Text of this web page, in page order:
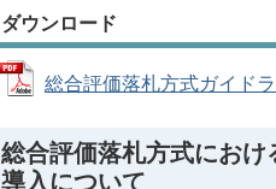
ダウンロード
総合評価落札方式ガイド
総合評価落札方式にお
導入について